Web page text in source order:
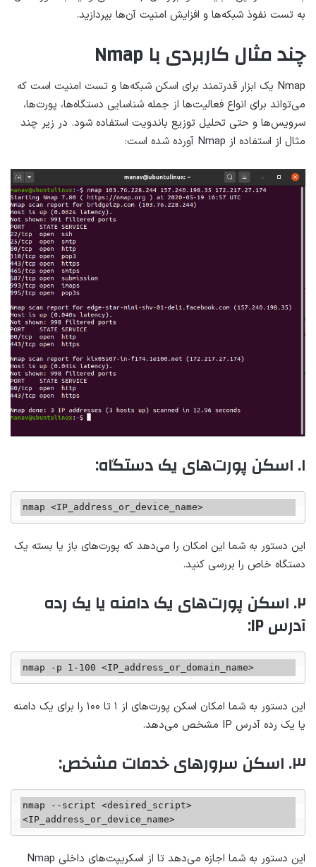
به تست نفوذ شبکه‌ها و افزایش امنیت آن‌ها بپردازید.
چند مثال کاربردی با Nmap
Nmap یک ابزار قدرتمند برای اسکن شبکه‌ها و تست امنیت است که
می‌تواند برای انواع فعالیت‌ها از جمله شناسایی دستگاه‌ها، پورت‌ها،
سرویس‌ها و حتی تحلیل توزیع باند‌ویت استفاده شود. در زیر چند
مثال از استفاده از Nmap آورده شده است:
۱. اسکن پورت‌های یک دستگاه:
nmap <IP_address_or_device_name>
این دستور به شما این امکان را می‌دهد که پورت‌های باز یا بسته یک
دستگاه خاص را بررسی کنید.
۲. اسکن پورت‌های یک دامنه یا یک رده
آدرس IP:
nmap -p 1-100 <IP_address_or_domain_name>
این دستور به شما امکان اسکن پورت‌های از ۱ تا ۱۰۰ را برای یک دامنه
یا یک رده آدرس IP مشخص می‌دهد.
۳. اسکن سرورهای خدمات مشخص:
nmap --script <desired_script>
<IP_address_or_device_name>
این دستور به شما اجازه می‌دهد تا از اسکریپت‌های داخلی Nmap